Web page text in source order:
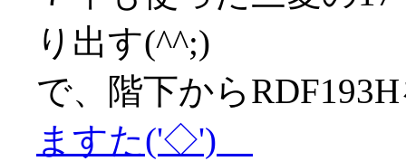
り出す(^^;)
で、階下から
ますた('◇')ゞ